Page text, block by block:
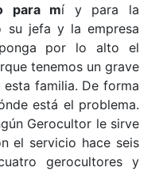
para mí y para la
su jefa y la empresa
por lo alto el
tenemos un grave
familia. De forma
está el problema.
Gerocultor le sirve
el servicio hace seis
gerocultores y